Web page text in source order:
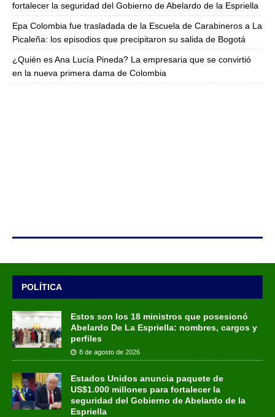
fortalecer la seguridad del Gobierno de Abelardo de la Espriella
Epa Colombia fue trasladada de la Escuela de Carabineros a La
Picaleña: los episodios que precipitaron su salida de Bogotá
¿Quién es Ana Lucía Pineda? La empresaria que se convirtió
en la nueva primera dama de Colombia
POLÍTICA
Estos son los 18 ministros que posesionó
Abelardo De La Espriella: nombres, cargos y
perfiles
8 de agosto de 2026
Estados Unidos anuncia paquete de
US$1.000 millones para fortalecer la
seguridad del Gobierno de Abelardo de la
Espriella